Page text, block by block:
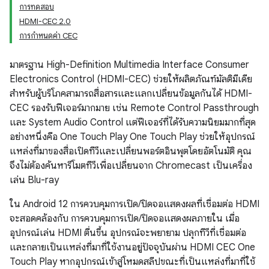
การทดสอบ
HDMI-CEC 2.0
การกำหนดค่า CEC
มาตรฐาน High-Definition Multimedia Interface Consumer
Electronics Control (HDMI-CEC) ช่วยให้ผลิตภัณฑ์มัลติมีเดีย
สำหรับผู้บริโภคสามารถสื่อสารและแลกเปลี่ยนข้อมูลกันได้ HDMI-
CEC รองรับฟีเจอร์มากมาย เช่น Remote Control Passthrough
และ System Audio Control แต่ฟีเจอร์ที่ได้รับความนิยมมากที่สุด
อย่างหนึ่งคือ One Touch Play One Touch Play ช่วยให้อุปกรณ์
แหล่งที่มาของสื่อเปิดทีวีและเปลี่ยนพอร์ตอินพุตโดยอัตโนมัติ คุณ
จึงไม่ต้องค้นหารีโมตทีวีเพื่อเปลี่ยนจาก Chromecast เป็นเครื่อง
เล่น Blu-ray
ใน Android 12 การควบคุมการเปิด/ปิดจอแสดงผลที่เชื่อมต่อ HDMI
จะสอดคล้องกับ การควบคุมการเปิด/ปิดจอแสดงผลภายใน เมื่อ
อุปกรณ์เล่น HDMI ตื่นขึ้น อุปกรณ์จะพยายาม ปลุกทีวีที่เชื่อมต่อ
และกลายเป็นแหล่งที่มาที่ใช้งานอยู่ปัจจุบันผ่าน HDMI CEC One
Touch Play หากอุปกรณ์เข้าสู่โหมดสลีปขณะที่เป็นแหล่งที่มาที่ใช้